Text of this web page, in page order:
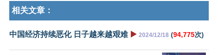
相关文章：
中国经济持续恶化 日子越来越艰难 ▶️ 2024/12/18 (94,775次)